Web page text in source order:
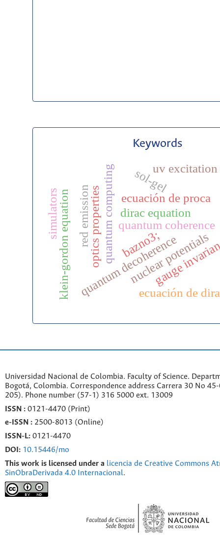
Keywords
quantum coherence
quantum computing
quantum decoherence
gauge
klein-gordon equation dirac equation
ecuación de
ecuación de proca
bazno3;
optics properties
sol-gel
red emission
uv excitation
nuclear potentials
simulators
Universidad Nacional de Colombia. Faculty of Science.
Bogotá, Colombia. Correspondence address Carrera 30 No
205). Phone number (57-1) 316 5000 ext. 13009
ISSN : 0121-4470 (Print)
e- ISSN : 2500-8013 (Online)
ISSN-L: 0121-4470
DOI: 10.15446/mo
This work is licensed under a licencia de Creative Commons
SinObraDerivada 4.0 Internacional.